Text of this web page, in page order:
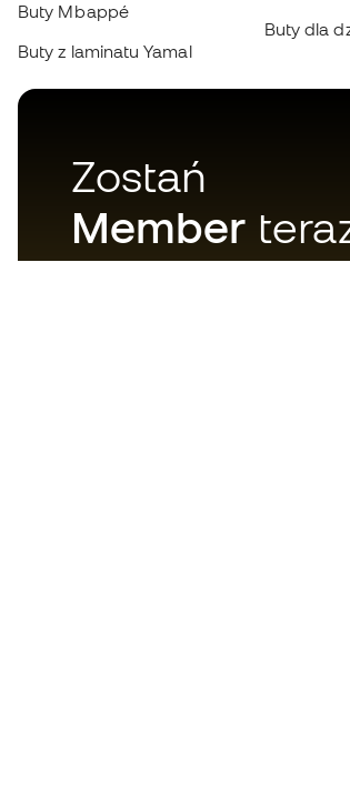
Buty Mbappé
Buty z laminatu Yamal
Buty dla
Zostań
Member